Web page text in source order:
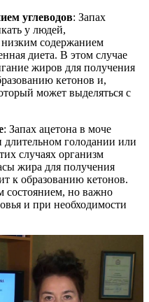
углеводов: Запах
у людей,
содержанием
диета. В этом случае
жиров для получения
кетонов и,
может выделяться с
: Запах ацетона в моче
длительном голодании или
случаях организм
жира для получения
к образованию кетонов.
но важно
и при необходимости